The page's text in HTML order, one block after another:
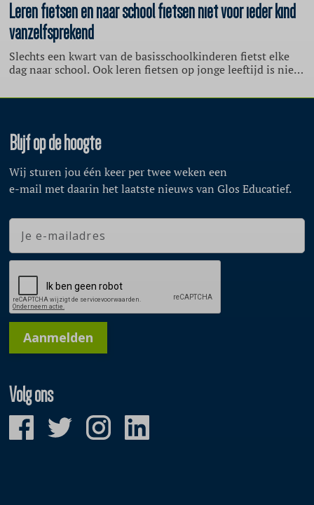
Lerenfietsen en naar school fietsen niet voor ieder kind
vanzelfsprekend
Slechts een kwart van de basisschoolkinderen fietst elke
dag naar school. Ook leren fietsen op jonge leeftijd is niet
onderzoeken van het Mulier Instituut.
Blijf op de hoogte
Wij sturen jou één keer per twee weken een
e-mail met daarin het laatste nieuws van Glos Educatief.
Aanmelden
Volg ons